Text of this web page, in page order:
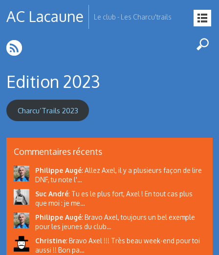
AC Lacaune Le club - Les Charcu'trails
Edition 2023
Charcu’Trails 2023
Commentaires récents
Philippe Augé: Allez Axel, il y a plusieurs façon de lire
DNF, tu note l'…
Suc André: Tu es le plus fort, Axel ! En tout cas plus
que moi : je me…
Philippe Augé: Bravo Axel, toujours un bel exemple
pour les jeunes du club…
Christine: Bravo Axel !!! Très beau week-end pour toi
aussi !! Bon pa…